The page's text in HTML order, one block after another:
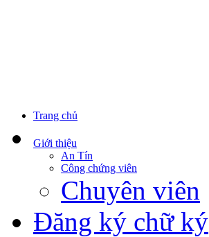
Trang chủ
Giới thiệu
An Tín
Công chứng viên
Chuyên viên
Đăng ký chữ ký